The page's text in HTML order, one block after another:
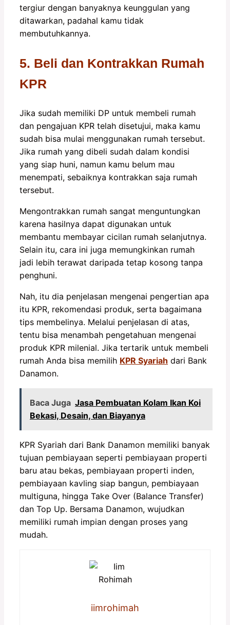
tergiur dengan banyaknya keunggulan yang
ditawarkan, padahal kamu tidak
membutuhkannya.
5. Beli dan Kontrakkan Rumah
KPR
Jika sudah memiliki DP untuk membeli rumah
dan pengajuan KPR telah disetujui, maka kamu
sudah bisa mulai menggunakan rumah tersebut.
Jika rumah yang dibeli sudah dalam kondisi
yang siap huni, namun kamu belum mau
menempati, sebaiknya kontrakkan saja rumah
tersebut.
Mengontrakkan rumah sangat menguntungkan
karena hasilnya dapat digunakan untuk
membantu membayar cicilan rumah selanjutnya.
Selain itu, cara ini juga memungkinkan rumah
jadi lebih terawat daripada tetap kosong tanpa
penghuni.
Nah, itu dia penjelasan mengenai pengertian apa
itu KPR, rekomendasi produk, serta bagaimana
tips membelinya. Melalui penjelasan di atas,
tentu bisa menambah pengetahuan mengenai
produk KPR milenial. Jika tertarik untuk membeli
rumah Anda bisa memilih KPR Syariah dari Bank
Danamon.
Baca Juga Jasa Pembuatan Kolam Ikan Koi
Bekasi, Desain, dan Biayanya
KPR Syariah dari Bank Danamon memiliki banyak
tujuan pembiayaan seperti pembiayaan properti
baru atau bekas, pembiayaan properti inden,
pembiayaan kavling siap bangun, pembiayaan
multiguna, hingga Take Over (Balance Transfer)
dan Top Up. Bersama Danamon, wujudkan
memiliki rumah impian dengan proses yang
mudah.
iimrohimah